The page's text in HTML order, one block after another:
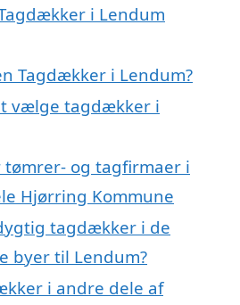
i Lendum
Tagdækker i Lendum?
vælge tagdækker i
tømrer- og tagfirmaer i
Hjørring Kommune
tagdækker i de
byer til Lendum?
i andre dele af